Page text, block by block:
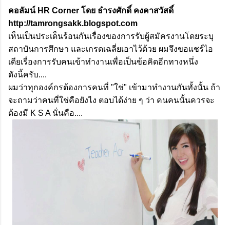
คอลัมน์ HR Corner โดย ธำรงศักดิ์ คงคาสวัสดิ์
http://tamrongsakk.blogspot.com
เห็นเป็นประเด็นร้อนกันเรื่องของการรับผู้สมัครงานโดยระบุ
สถาบันการศึกษา และเกรดเฉลี่ยเอาไว้ด้วย ผมจึงขอแชร์ไอ
เดียเรื่องการรับคนเข้าทำงานเพื่อเป็นข้อคิดอีกทางหนึ่ง
ดังนี้ครับ....
ผมว่าทุกองค์กรต้องการคนที่ "ใช่" เข้ามาทำงานกันทั้งนั้น ถ้า
จะถามว่าคนที่ใช่คือยังไง ตอบได้ง่าย ๆ ว่า คนคนนั้นควรจะ
ต้องมี K S A นั่นคือ....